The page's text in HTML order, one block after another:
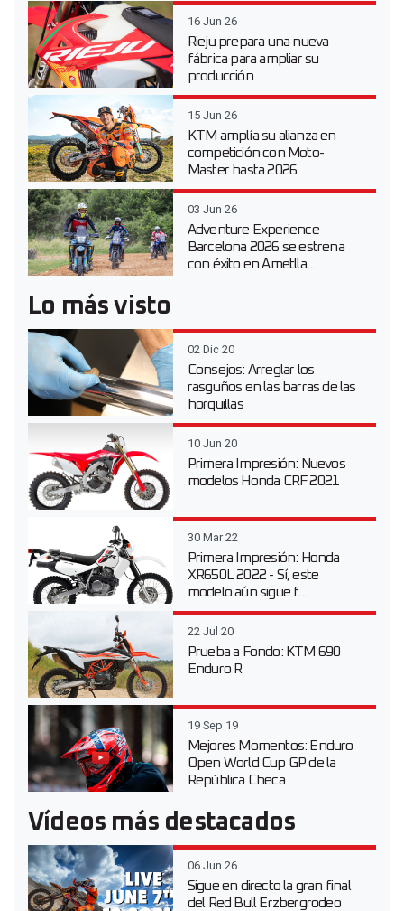
16 Jun 26
Rieju prepara una nueva
fábrica para ampliar su
producción
15 Jun 26
KTM amplía su alianza en
competición con Moto-
Master hasta 2026
03 Jun 26
Adventure Experience
Barcelona 2026 se estrena
con éxito en Ametlla...
Lo más visto
02 Dic 20
Consejos: Arreglar los
rasguños en las barras de las
horquillas
10 Jun 20
Primera Impresión: Nuevos
modelos Honda CRF 2021
30 Mar 22
Primera Impresión: Honda
XR650L 2022 - Sí, este
modelo aún sigue f...
22 Jul 20
Prueba a Fondo: KTM 690
Enduro R
19 Sep 19
Mejores Momentos: Enduro
Open World Cup GP de la
República Checa
Vídeos más destacados
06 Jun 26
Sigue en directo la gran final
del Red Bull Erzbergrodeo